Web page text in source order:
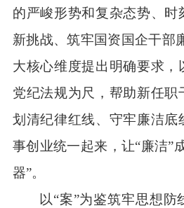
的严峻形势和复杂态势、时
新挑战、筑牢国资国企干部
大核心维度提出明确要求，
党纪法规为尺，帮助新任职
划清纪律红线、守牢廉洁底
事创业统一起来，让“廉洁”
器”。
以“案”为鉴筑牢思想